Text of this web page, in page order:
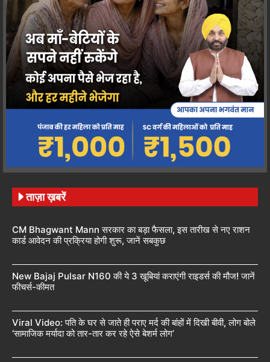
ताज़ा ख़बरें
CM Bhagwant Mann सरकार का बड़ा फैसला, इस तारीख से नए राशन
कार्ड आवेदन की प्रक्रिया होगी शुरू, जानें सबकुछ
New Bajaj Pulsar N160 की ये 3 खूबियां कराएंगी राइडर्स की मौज! जानें
फीचर्स-कीमत
Viral Video: पति के घर से जाते ही पराए मर्द की बांहों में दिखी बीवी, लोग बोले
‘सामाजिक मर्यादा को तार-तार कर रहे ऐसे बेशर्म लोग’